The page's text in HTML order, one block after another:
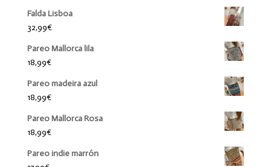
Falda Lisboa
32,99€
Pareo Mallorca lila
18,99€
Pareo madeira azul
18,99€
Pareo Mallorca Rosa
18,99€
Pareo indie marrón